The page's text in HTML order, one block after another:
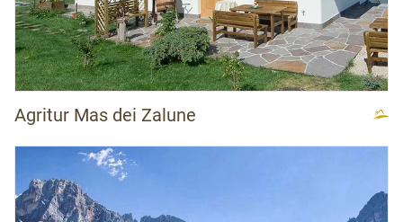
Agritur Mas dei Zalune